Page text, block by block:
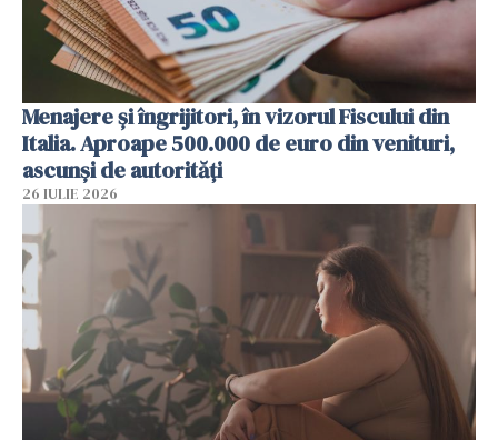
Menajere și îngrijitori, în vizorul Fiscului din
Italia. Aproape 500.000 de euro din venituri,
ascunși de autorități
26 IULIE 2026